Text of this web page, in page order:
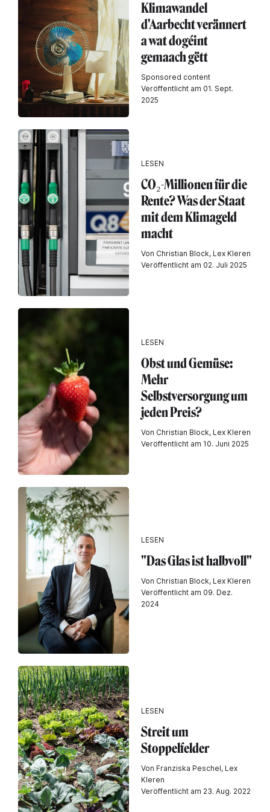
Klimawandel
d'Aarbecht verännert
a wat dogéint
gemaach gëtt
Sponsored content
Veröffentlicht am 01. Sept.
2025
LESEN
CO₂-Millionen für die
Rente? Was der Staat
mit dem Klimageld
macht
Von Christian Block, Lex Kleren
Veröffentlicht am 02. Juli 2025
LESEN
Obst und Gemüse:
Mehr
Selbstversorgung um
jeden Preis?
Von Christian Block, Lex Kleren
Veröffentlicht am 10. Juni 2025
LESEN
"Das Glas ist halbvoll"
Von Christian Block, Lex Kleren
Veröffentlicht am 09. Dez.
2024
LESEN
Streit um
Stoppelfelder
Von Franziska Peschel, Lex
Kleren
Veröffentlicht am 23. Aug. 2022